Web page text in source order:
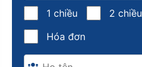
1 chiều
2 chiều
Hóa đơn